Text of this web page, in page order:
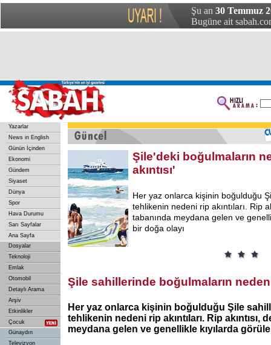
Şu an 30 Temmuz
Bugüne ait
Yazarlar
News in English
Günün İçinden
Ekonomi
Gündem
Siyaset
Dünya
Spor
Hava Durumu
Sarı Sayfalar
Ana Sayfa
Dosyalar
Teknoloji
Emlak
Otomobil
Detaylı Arama
Arşiv
Etkinlikler
Çocuk
Günaydın
Televizyon
Şile'deki boğulmaların
akıntısı'
Her yaz onlarca kişinin boğulduğu
tehlikenin nedeni rip akıntıları. Rip
tabanında meydana gelen ve
bir doğa olayı
Şile sahillerinde boğulmaların nedeni
Her yaz onlarca kişinin boğulduğu Şile
tehlikenin nedeni rip akıntıları. Rip akıntısı,
meydana gelen ve genellikle kıyılarda